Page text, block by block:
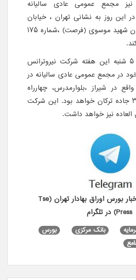
مجمع عمومی عادی سالیانه
این روز به نشانی تهران ، خیابان
طالقانی، نبش خیابان شهید موسوی (فرصت) ،شماره ۱۷۵
در نهایت طی روز ۵ شنبه این هفته شرکت نیروترانس
در مجمع عمومی عادی سالیانه در
در شیراز ،بلوارمدرس، چهارراه
شریف آباد، کیلومتر۳ جاده ترکان خواهد بود. این شرکت
نیز خواهد داشت.
عضویت کانال اخبار بورس اوراق بهادار تهران (Tse
Press) در تلگرام
بانک مرکزی
بورس